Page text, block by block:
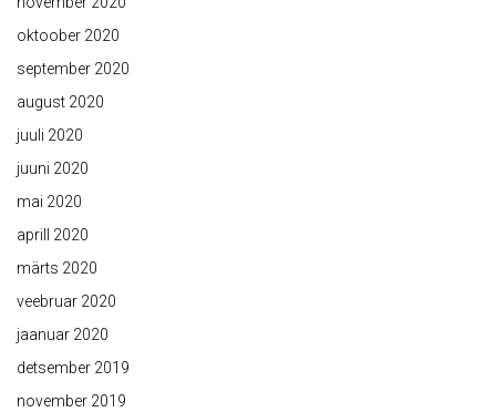
oktoober 2020
september 2020
august 2020
juuli 2020
juuni 2020
mai 2020
aprill 2020
märts 2020
veebruar 2020
jaanuar 2020
detsember 2019
november 2019